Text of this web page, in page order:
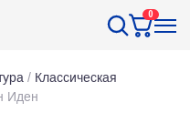
0
/ Классическая
Иден